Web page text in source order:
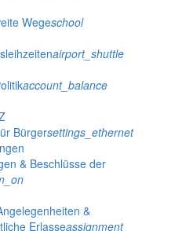
Wegeschool
airport_shuttle
account_balance
Bürgersettings_ethernet
& Beschlüsse der
&
Erlasseassignment